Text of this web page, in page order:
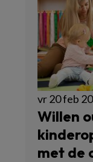
vr 20 feb
Willen
met de